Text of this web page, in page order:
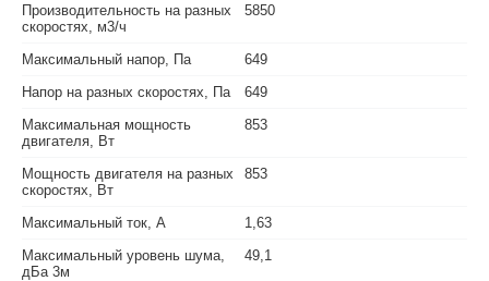
Производительность на разных
скоростях, м3/ч
5850
Максимальный напор, Па
649
Напор на разных скоростях, Па
649
Максимальная мощность
двигателя, Вт
853
Мощность двигателя на разных
скоростях, Вт
853
Максимальный ток, А
1,63
Максимальный уровень шума,
дБа 3м
49,1